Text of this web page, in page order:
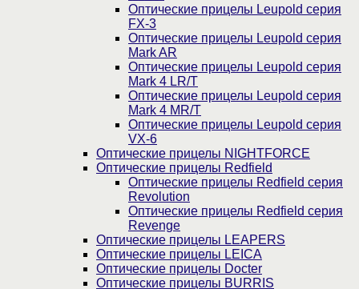
Оптические прицелы Leupold серия
FX-3
Оптические прицелы Leupold серия
Mark AR
Оптические прицелы Leupold серия
Mark 4 LR/T
Оптические прицелы Leupold серия
Mark 4 MR/T
Оптические прицелы Leupold серия
VX-6
Оптические прицелы NIGHTFORCE
Оптические прицелы Redfield
Оптические прицелы Redfield серия
Revolution
Оптические прицелы Redfield серия
Revenge
Оптические прицелы LEAPERS
Оптические прицелы LEICA
Оптические прицелы Docter
Оптические прицелы BURRIS